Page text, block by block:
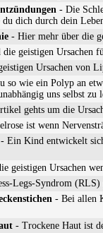
- Die
dich durch dein
- Hier mehr über die
die geistigen Ursachen
Ursachen von
so wie ein Polyp an
uns selbst zu
gehts um die
ist wenn
- Ein Kind entwickelt
geistigen Ursachen
Legs-Syndrom
- Bei allen
- Trockene Haut ist